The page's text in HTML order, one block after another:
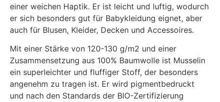
einer weichen Haptik. Er ist leicht und luftig, wodurch
er sich besonders gut für Babykleidung eignet, aber
auch für Blusen, Kleider, Decken und Accessoires.
Mit einer Stärke von 120-130 g/m2 und einer
Zusammensetzung aus 100% Baumwolle ist Musselin
ein superleichter und fluffiger Stoff, der besonders
angenehm zu tragen ist. Er wird pigmentbedruckt
und nach den Standards der BIO-Zertifizierung